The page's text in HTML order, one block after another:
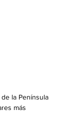
la Península
más